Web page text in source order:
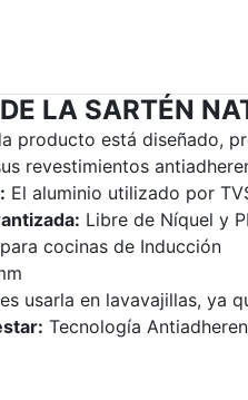
LA SARTÉN
producto está diseñado,
revestimientos
El aluminio utilizado por
Libre de Níquel y
cocinas de Inducción
usarla en lavavajillas, ya
Tecnología